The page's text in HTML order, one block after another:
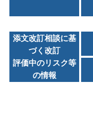
添文改訂相談に基
づく改訂
評価中のリスク等
の情報